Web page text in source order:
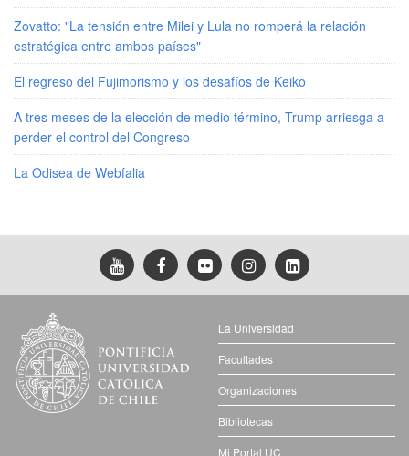
Zovatto: "La tensión entre Milei y Lula no romperá la relación
estratégica entre ambos países"
El regreso del Fujimorismo y los desafíos de Keiko
A tres meses de la elección de medio término, Trump arriesga a
perder el control del Congreso
La Odisea de Webfalia
La Universidad
Facultades
Organizaciones
Bibliotecas
Mi Portal UC